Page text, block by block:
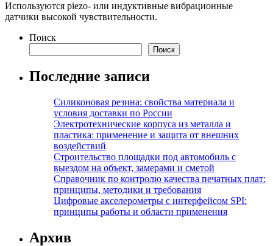
Используются piezo- или индуктивные вибрационные
датчики высокой чувствительности.
Поиск
Поиск
Последние записи
Силиконовая резина: свойства материала и
условия доставки по России
Электротехнические корпуса из металла и
пластика: применение и защита от внешних
воздействий
Строительство площадки под автомобиль с
выездом на объект, замерами и сметой
Справочник по контролю качества печатных плат:
принципы, методики и требования
Цифровые акселерометры с интерфейсом SPI:
принципы работы и области применения
Архив